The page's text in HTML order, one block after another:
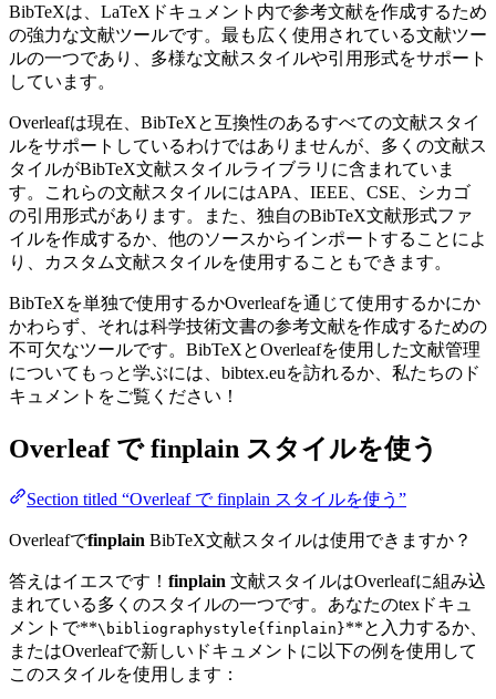
BibTeXは、LaTeXドキュメント内で参考文献を作成するため
の強力な文献ツールです。最も広く使用されている文献ツー
ルの一つであり、多様な文献スタイルや引用形式をサポート
しています。
Overleafは現在、BibTeXと互換性のあるすべての文献スタイ
ルをサポートしているわけではありませんが、多くの文献ス
タイルがBibTeX文献スタイルライブラリに含まれていま
す。これらの文献スタイルにはAPA、IEEE、CSE、シカゴ
の引用形式があります。また、独自のBibTeX文献形式ファ
イルを作成するか、他のソースからインポートすることによ
り、カスタム文献スタイルを使用することもできます。
BibTeXを単独で使用するかOverleafを通じて使用するかにか
かわらず、それは科学技術文書の参考文献を作成するための
不可欠なツールです。BibTeXとOverleafを使用した文献管理
についてもっと学ぶには、bibtex.euを訪れるか、私たちのド
キュメントをご覧ください！
Overleaf でfinplain スタイルを使う
Section titled “Overleaf で finplain スタイルを使う”
Overleafでfinplain BibTeX文献スタイルは使用できますか？
答えはイエスです！ finplain 文献スタイルはOverleafに組み込
まれている多くのスタイルの一つです。あなたのtexドキュ
メントで**\bibliographystyle{finplain}**と入力するか、
またはOverleafで新しいドキュメントに以下の例を使用して
このスタイルを使用します：